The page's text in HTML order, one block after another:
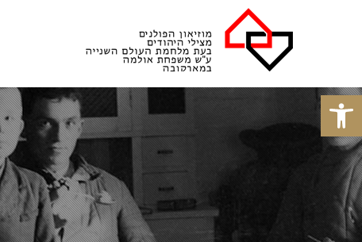
פתח סרגל נגישות